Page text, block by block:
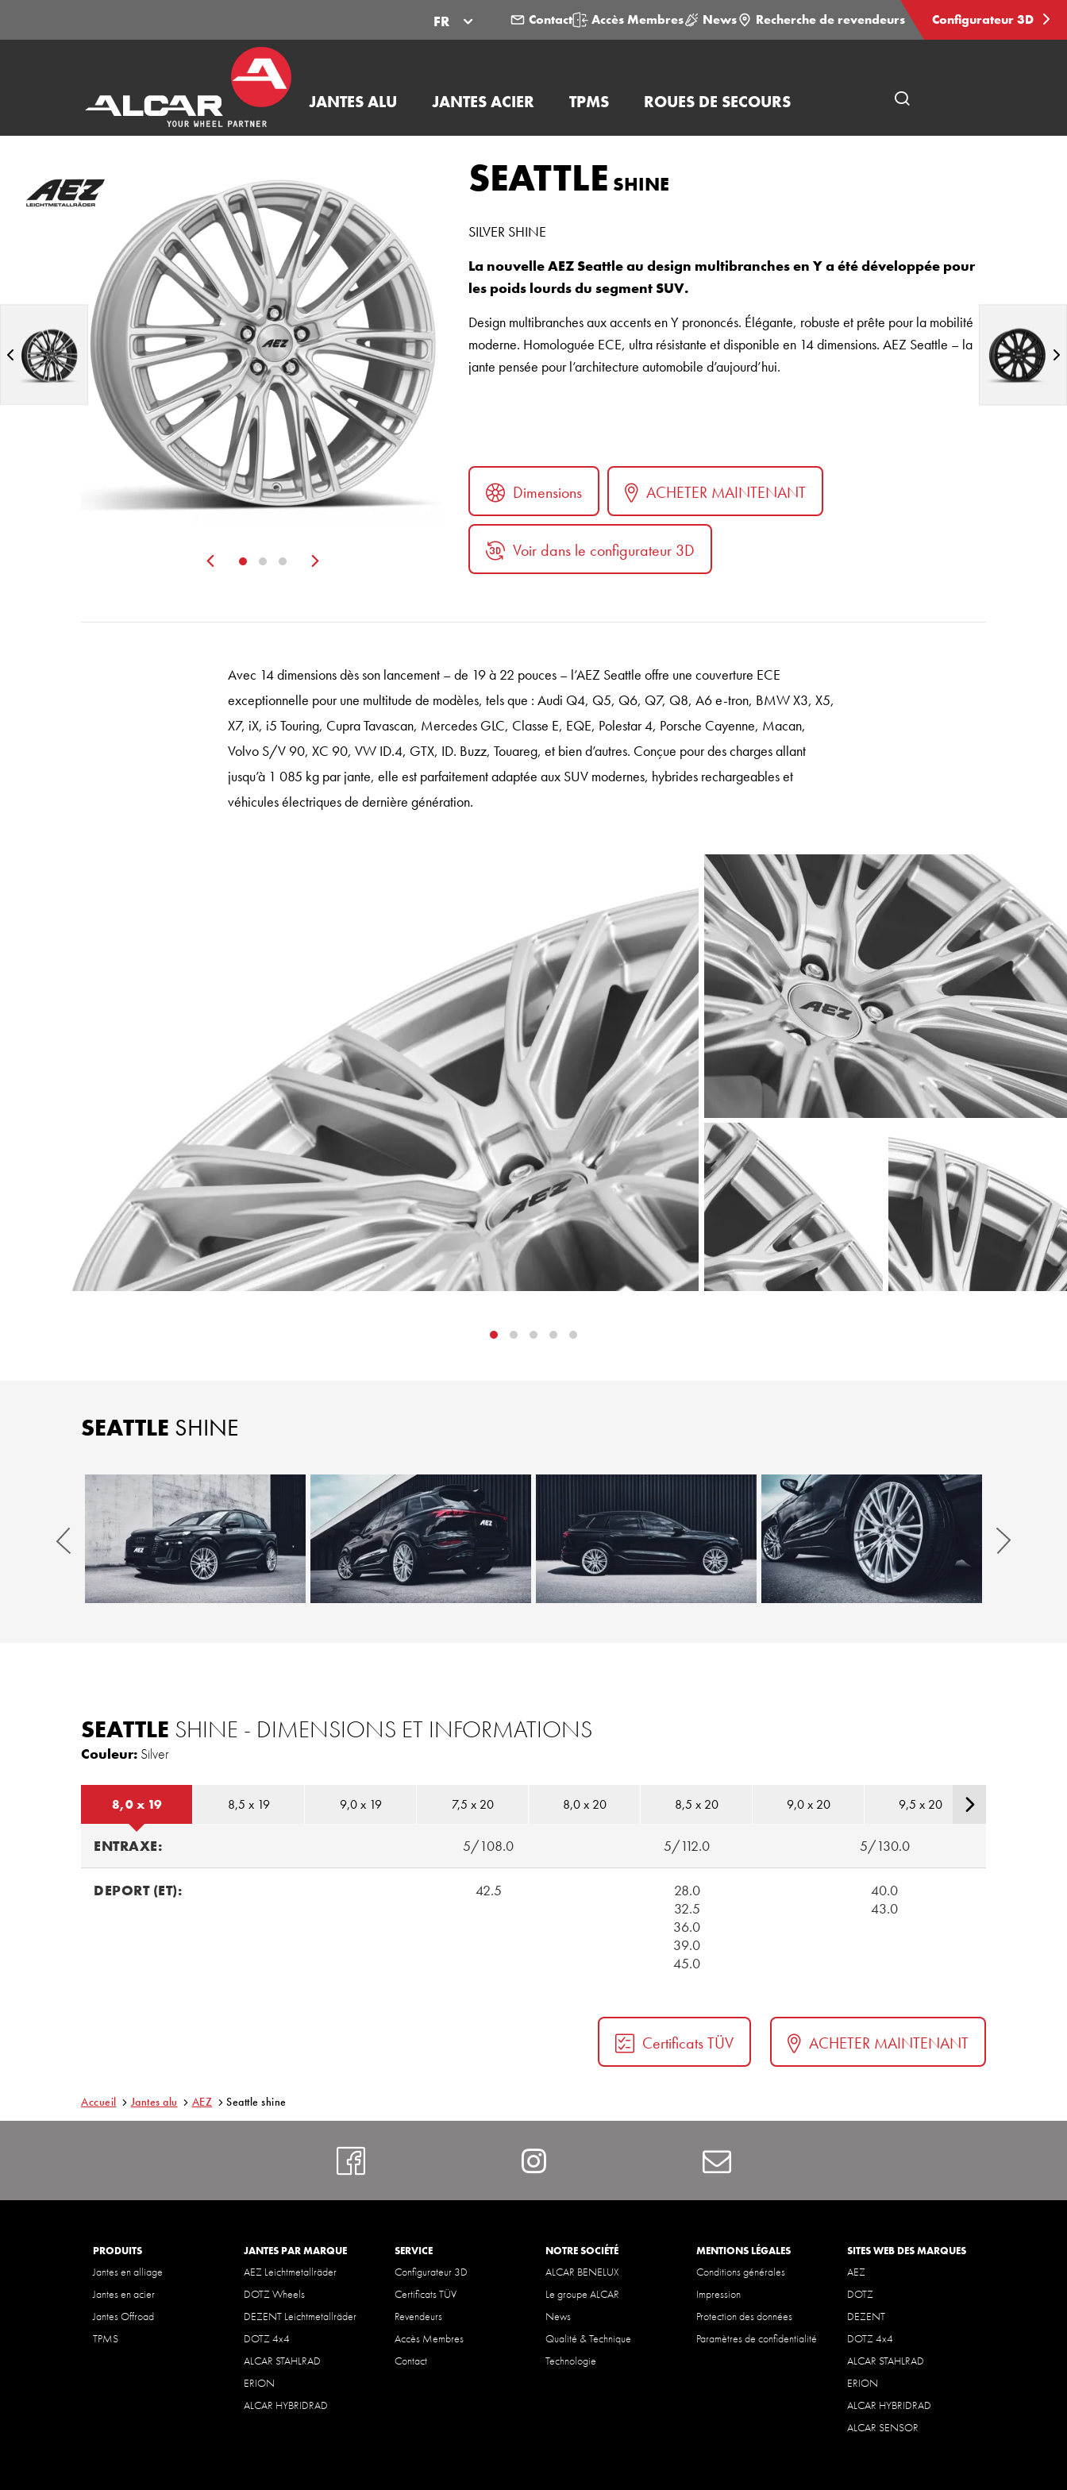
FR Contact Accès Membres News Recherche de revendeurs Configurateur 3D
JANTES ALU JANTES ACIER TPMS ROUES DE SECOURS
Zurück
SEATTLE SHINE
SILVER SHINE
La nouvelle AEZ Seattle au design multibranches en Y a été développée pour
les poids lourds du segment SUV.
Design multibranches aux accents en Y prononcés. Élégante, robuste et prête pour la mobilité
moderne. Homologuée ECE, ultra résistante et disponible en 14 dimensions. AEZ Seattle – la
jante pensée pour l’architecture automobile d’aujourd’hui.
Dimensions ACHETER MAINTENANT
Voir dans le configurateur 3D
Avec 14 dimensions dès son lancement – de 19 à 22 pouces – l’AEZ Seattle offre une couverture ECE
exceptionnelle pour une multitude de modèles, tels que : Audi Q4, Q5, Q6, Q7, Q8, A6 e-tron, BMW X3, X5,
X7, iX, i5 Touring, Cupra Tavascan, Mercedes GLC, Classe E, EQE, Polestar 4, Porsche Cayenne, Macan,
Volvo S/V 90, XC 90, VW ID.4, GTX, ID. Buzz, Touareg, et bien d’autres. Conçue pour des charges allant
jusqu’à 1 085 kg par jante, elle est parfaitement adaptée aux SUV modernes, hybrides rechargeables et
véhicules électriques de dernière génération.
SEATTLE SHINE
Zurück Weiter
SEATTLE SHINE - DIMENSIONS ET INFORMATIONS
Couleur: Silver
8,0 x 19 8,5 x 19 9,0 x 19 7,5 x 20 8,0 x 20 8,5 x 20 9,0 x 20 9,5 x 20
ENTRAXE: 5/108.0 5/112.0 5/130.0
DEPORT (ET): 42.5
28.0
32.5
36.0
39.0
45.0
40.0
43.0
Certificats TÜV ACHETER MAINTENANT
Accueil Jantes alu AEZ Seattle shine
https://www.facebook.com/AlcarBenelux
Instagram Contact
PRODUITS
Jantes en alliage
Jantes en acier
Jantes Offroad
TPMS
JANTES PAR MARQUE
AEZ Leichtmetallräder
DOTZ Wheels
DEZENT Leichtmetallräder
DOTZ 4x4
ALCAR STAHLRAD
ERION
ALCAR HYBRIDRAD
SERVICE
Configurateur 3D
Certificats TÜV
Revendeurs
Accès Membres
Contact
NOTRE SOCIÉTÉ
ALCAR BENELUX
Le groupe ALCAR
News
Qualité & Technique
Technologie
MENTIONS LÉGALES
Conditions générales
Impression
Protection des données
Paramètres de confidentialité
SITES WEB DES MARQUES
AEZ
DOTZ
DEZENT
DOTZ 4x4
ALCAR STAHLRAD
ERION
ALCAR HYBRIDRAD
ALCAR SENSOR